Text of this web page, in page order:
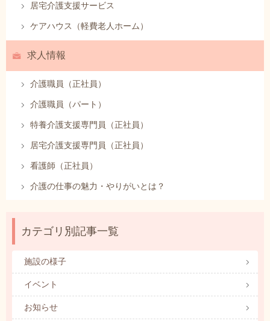
居宅介護支援サービス
ケアハウス（軽費老人ホーム）
求人情報
介護職員（正社員）
介護職員（パート）
特養介護支援専門員（正社員）
居宅介護支援専門員（正社員）
看護師（正社員）
介護の仕事の魅力・やりがいとは？
カテゴリ別記事一覧
施設の様子
イベント
お知らせ